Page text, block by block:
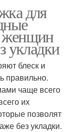
для
женщин
укладки
блеск и
правильно.
чаще всего
их
позволят
без укладки.